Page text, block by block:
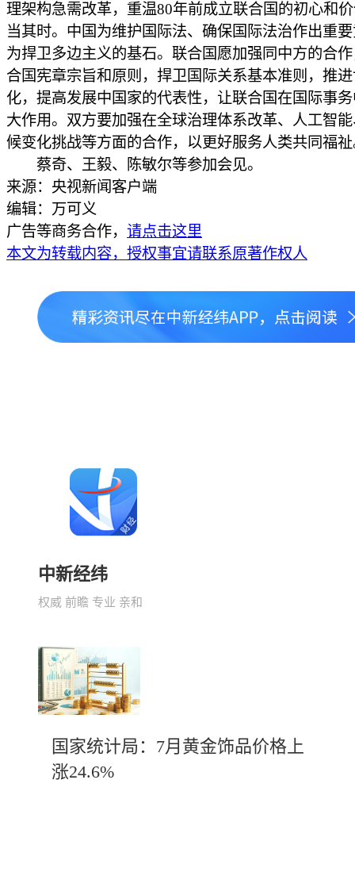
理架构急需改革，重温80年前成立联合国的初心和
当其时。中国为维护国际法、确保国际法治作出重
为捍卫多边主义的基石。联合国愿加强同中方的合
合国宪章宗旨和原则，捍卫国际关系基本准则，推
化，提高发展中国家的代表性，让联合国在国际事
大作用。双方要加强在全球治理体系改革、人工智
候变化挑战等方面的合作，以更好服务人类共同福
蔡奇、王毅、陈敏尔等参加会见。
来源：央视新闻客户端
编辑：万可义
广告等商务合作， 请点击这里
本文为转载内容，授权事宜请联系原著作权人
中新经纬
权威 前瞻 专业 亲和
国家统计局：7月黄金饰品价格上
涨24.6%